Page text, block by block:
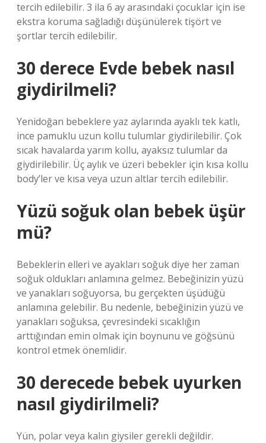
tercih edilebilir. 3 ila 6 ay arasındaki çocuklar için ise
ekstra koruma sağladığı düşünülerek tişört ve
şortlar tercih edilebilir.
30 derece Evde bebek nasıl
giydirilmeli?
Yenidoğan bebeklere yaz aylarında ayaklı tek katlı,
ince pamuklu uzun kollu tulumlar giydirilebilir. Çok
sıcak havalarda yarım kollu, ayaksız tulumlar da
giydirilebilir. Üç aylık ve üzeri bebekler için kısa kollu
body’ler ve kısa veya uzun altlar tercih edilebilir.
Yüzü soğuk olan bebek üşür
mü?
Bebeklerin elleri ve ayakları soğuk diye her zaman
soğuk oldukları anlamına gelmez. Bebeğinizin yüzü
ve yanakları soğuyorsa, bu gerçekten üşüdüğü
anlamına gelebilir. Bu nedenle, bebeğinizin yüzü ve
yanakları soğuksa, çevresindeki sıcaklığın
arttığından emin olmak için boynunu ve göğsünü
kontrol etmek önemlidir.
30 derecede bebek uyurken
nasıl giydirilmeli?
Yün, polar veya kalın giysiler gerekli değildir.